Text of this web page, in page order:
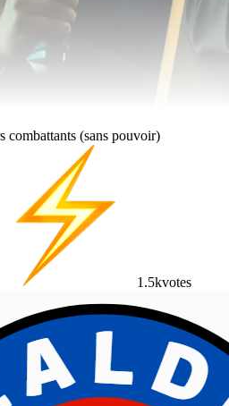
combattants (sans pouvoir)
1.5kvotes